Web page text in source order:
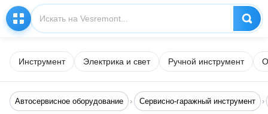
Инструмент Электрика и свет Ручной инструмент
Автосервисное оборудование Сервисно-гаражный инструмент